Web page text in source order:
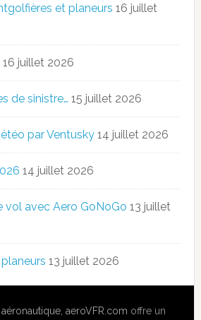
et planeurs 16 juillet
16 juillet 2026
de sinistre… 15 juillet 2026
par Ventusky 14 juillet 2026
14 juillet 2026
vol avec Aero GoNoGo 13 juillet
13 juillet 2026
,aeroVFR.com offre un